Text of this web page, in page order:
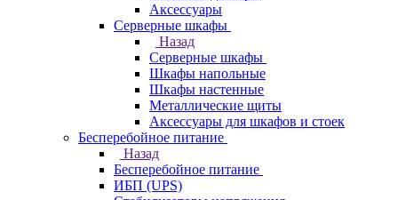
Аксессуары
Серверные шкафы
Назад
Серверные шкафы
Шкафы напольные
Шкафы настенные
Металлические щиты
Аксессуары для шкафов и стоек
Бесперебойное питание
Назад
Бесперебойное питание
ИБП (UPS)